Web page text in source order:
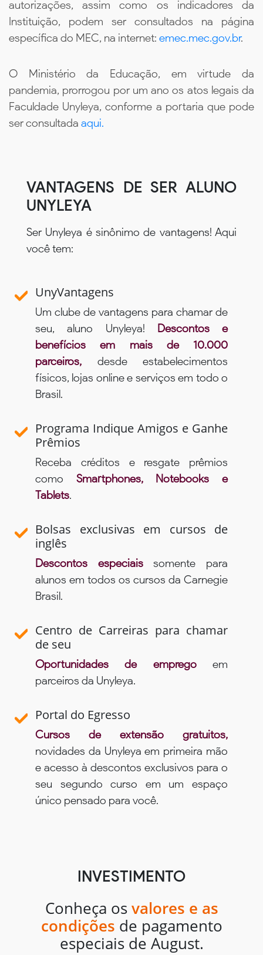
autorizações, assim como os indicadores da
Instituição, podem ser consultados na página
específica do MEC, na internet: emec.mec.gov.br.
O Ministério da Educação, em virtude da
pandemia, prorrogou por um ano os atos legais da
Faculdade Unyleya, conforme a portaria que pode
ser consultada aqui.
VANTAGENS DE SER ALUNO
UNYLEYA
Ser Unyleya é sinônimo de vantagens! Aqui
você tem:
UnyVantagens
Um clube de vantagens para chamar de
seu, aluno Unyleya! Descontos e
benefícios em mais de 10.000
parceiros, desde estabelecimentos
físicos, lojas online e serviços em todo o
Brasil.
Programa Indique Amigos e Ganhe
Prêmios
Receba créditos e resgate prêmios
como Smartphones, Notebooks e
Tablets.
Bolsas exclusivas em cursos de
inglês
Descontos especiaissomente para
alunos em todos os cursos da Carnegie
Brasil.
Centro de Carreiras para chamar
de seu
Oportunidades de empregoem
parceiros da Unyleya.
Portal do Egresso
Cursos de extensão gratuitos,
novidades da Unyleya em primeira mão
e acesso à descontos exclusivos para o
seu segundo curso em um espaço
único pensado para você.
INVESTIMENTO
Conheça os valores e as
condições de pagamento
especiais de August.